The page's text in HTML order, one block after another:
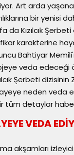
Art arda
bir yenisi
da Kızılcık
karakterine
Bahtiyar
veda edeceği
Şerbeti dizisinin
neden veda
tüm detaylar
VEDA
akşamları